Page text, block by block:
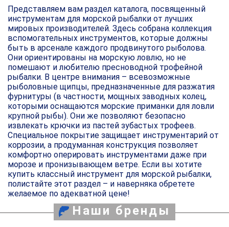
Представляем вам раздел каталога, посвященный
инструментам для морской рыбалки от лучших
мировых производителей. Здесь собрана коллекция
вспомогательных инструментов, которые должны
быть в арсенале каждого продвинутого рыболова.
Они ориентированы на морскую ловлю, но не
помешают и любителю пресноводной трофейной
рыбалки. В центре внимания – всевозможные
рыболовные щипцы, предназначенные для разжатия
фурнитуры (в частности, мощных заводных колец,
которыми оснащаются морские приманки для ловли
крупной рыбы). Они же позволяют безопасно
извлекать крючки из пастей зубастых трофеев.
Специальное покрытие защищает инструментарий от
коррозии, а продуманная конструкция позволяет
комфортно оперировать инструментами даже при
морозе и пронизывающем ветре. Если вы хотите
купить классный инструмент для морской рыбалки,
полистайте этот раздел – и наверняка обретете
желаемое по адекватной цене!
Наши бренды